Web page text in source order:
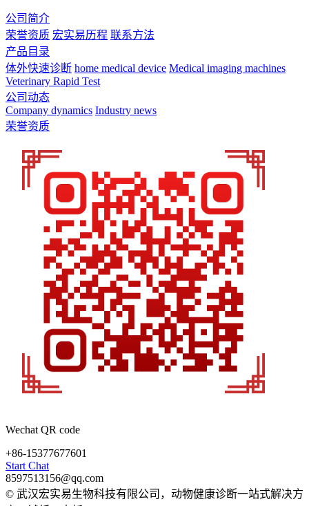
公司简介
荣誉资质 宏实易历程 联系方法
产品目录
体外快速诊断 home medical device Medical imaging machines
Veterinary Rapid Test
公司动态
Company dynamics Industry news
荣誉资质
Wechat QR code
+86-15377677601
Start Chat
8597513156@qq.com
© 武汉宏实易生物科技有限公司，动物健康诊断一站式解决方